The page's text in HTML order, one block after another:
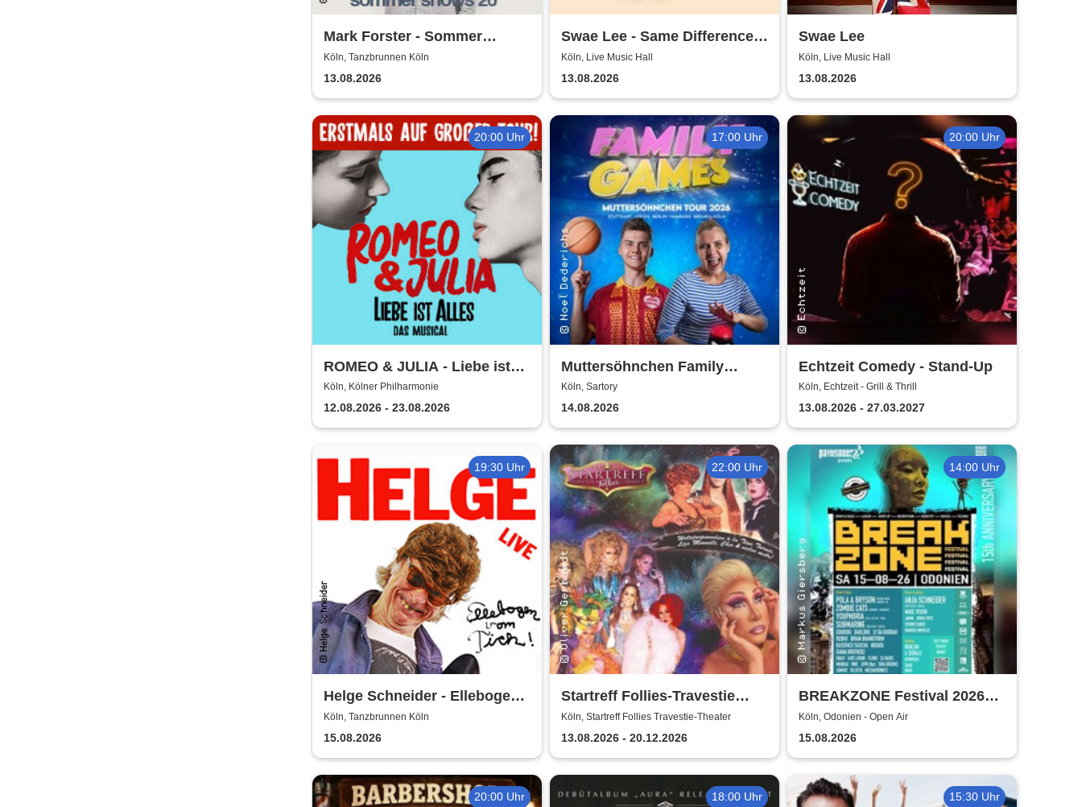
Mark Forster - Sommer
Shows 2026
Köln, Tanzbrunnen Köln
13.08.2026
Swae Lee - Same Difference
Tour Europe
Köln, Live Music Hall
13.08.2026
Swae Lee
Köln, Live Music Hall
13.08.2026
20:00 Uhr
ROMEO & JULIA - Liebe ist
alles - Die Tour
Köln, Kölner Philharmonie
12.08.2026 - 23.08.2026
17:00 Uhr
Muttersöhnchen Family
Games 2026
Köln, Sartory
14.08.2026
20:00 Uhr
Echtzeit Comedy - Stand-Up
Köln, Echtzeit - Grill & Thrill
13.08.2026 - 27.03.2027
19:30 Uhr
Helge Schneider - Ellebogen
vom Tich
Köln, Tanzbrunnen Köln
15.08.2026
22:00 Uhr
Startreff Follies-Travestie
Theater Köln
Köln, Startreff Follies Travestie-Theater
13.08.2026 - 20.12.2026
14:00 Uhr
BREAKZONE Festival 2026
(DAY & NIGHT) | presented by
Pathfinder
Köln, Odonien - Open Air
15.08.2026
20:00 Uhr 18:00 Uhr 15:30 Uhr